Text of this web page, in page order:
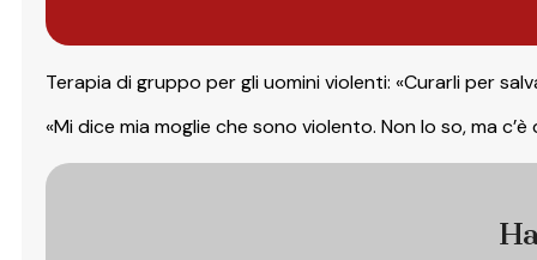
Terapia di gruppo per gli uomini violenti: «Curarli per
«Mi dice mia moglie che sono violento. Non lo so, ma